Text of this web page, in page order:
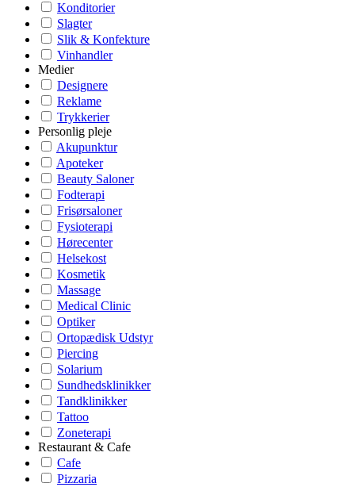
Konditorier
Slagter
Slik & Konfekture
Vinhandler
Medier
Designere
Reklame
Trykkerier
Personlig pleje
Akupunktur
Apoteker
Beauty Saloner
Fodterapi
Frisørsaloner
Fysioterapi
Hørecenter
Helsekost
Kosmetik
Massage
Medical Clinic
Optiker
Ortopædisk Udstyr
Piercing
Solarium
Sundhedsklinikker
Tandklinikker
Tattoo
Zoneterapi
Restaurant & Cafe
Cafe
Pizzaria